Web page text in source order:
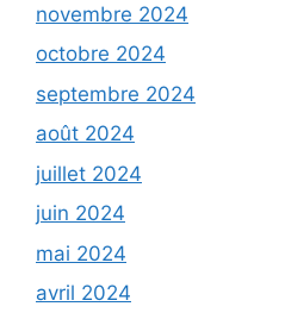
novembre 2024
octobre 2024
septembre 2024
août 2024
juillet 2024
juin 2024
mai 2024
avril 2024